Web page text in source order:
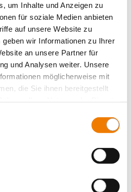
um Inhalte und Anzeigen zu
für soziale Medien anbieten
auf unsere Website zu
wir Informationen zu Ihrer
an unsere Partner für
und Analysen weiter. Unsere
möglicherweise mit
die Sie ihnen bereitgestellt
Einspeisung des CrossBoard
- 1100 mm